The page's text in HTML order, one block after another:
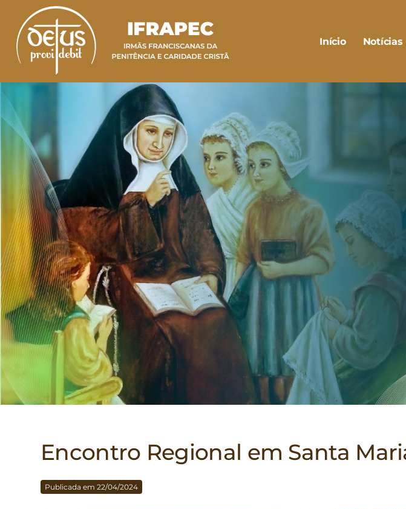
Início Notícias
Encontro Regional em Santa
Publicada em 22/04/2024